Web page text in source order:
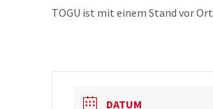
TOGU ist mit einem Stand vor Ort
DATUM